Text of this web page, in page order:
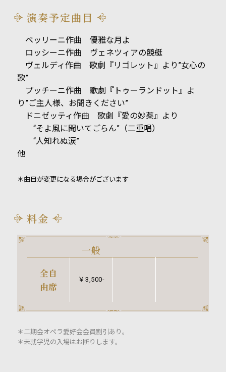
演奏予定曲目
ベッリーニ作曲 優雅な月よ
ロッシーニ作曲 ヴェネツィアの競艇
ヴェルディ作曲 歌劇『リゴレット』より”女心の
歌”
プッチーニ作曲 歌劇『トゥーランドット』よ
り”ご主人様、お聞きください”
ドニゼッティ作曲 歌劇『愛の妙薬』より
“そよ風に聞いてごらん”（二重唱）
“人知れぬ涙”
他
＊曲目が変更になる場合がございます
料金
一般
全自
由席
￥3,500-
＊二期会オペラ愛好会会員割引あり。
＊未就学児の入場はお断りします。